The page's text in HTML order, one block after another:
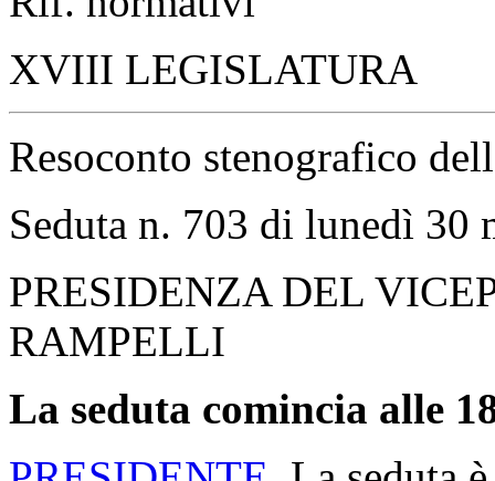
XVIII LEGISLATURA
Resoconto stenografico
Seduta n. 703 di lunedì 30
PRESIDENZA DEL
RAMPELLI
La seduta comincia alle